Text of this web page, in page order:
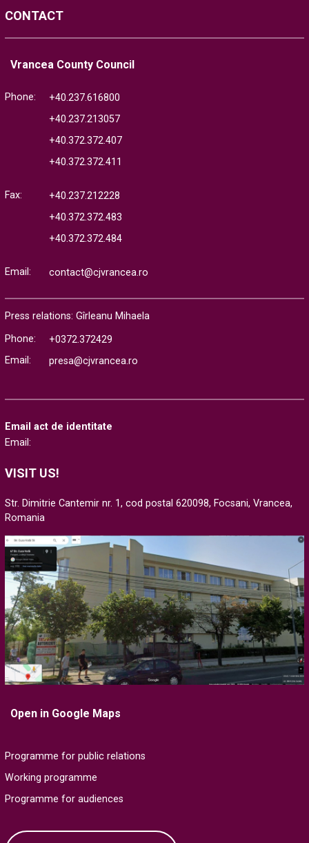
CONTACT
Vrancea County Council
Phone:
+40.237.616800
+40.237.213057
+40.372.372.407
+40.372.372.411
Fax:
+40.237.212228
+40.372.372.483
+40.372.372.484
Email: contact@cjvrancea.ro
Press relations: Gîrleanu Mihaela
Phone:
+0372.372429
Email:
presa@cjvrancea.ro
Email act de identitate
Email:
VISIT US!
Str. Dimitrie Cantemir nr. 1, cod postal 620098, Focsani, Vrancea,
Romania
Open in Google Maps
Programme for public relations
Working programme
Programme for audiences